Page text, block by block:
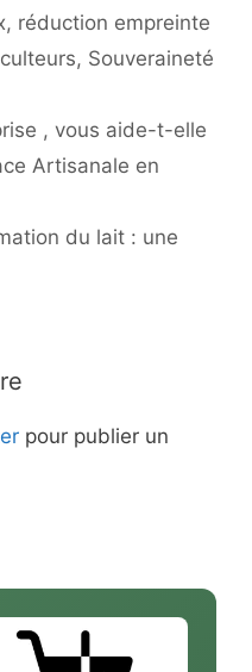
, réduction empreinte
, Souveraineté
, vous aide-t-elle
Artisanale en
du lait : une
pour publier un